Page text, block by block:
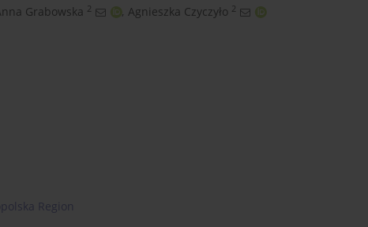
Grabowska 2 , Agnieszka Czyczyło 2
Region